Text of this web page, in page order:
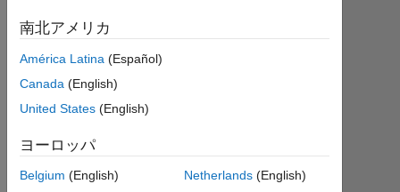
テ
ィ
ブ
Following:
南北アメリカ
América Latina (Español)
Canada (English)
United States (English)
ヨーロッパ
Belgium (English)
Netherlands (English)